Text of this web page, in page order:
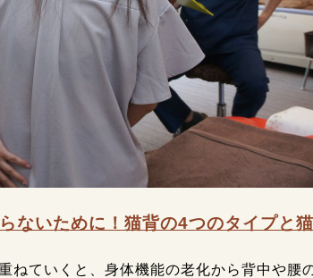
ないために！猫背の4つのタイプと
ねていくと、身体機能の老化から背中や腰